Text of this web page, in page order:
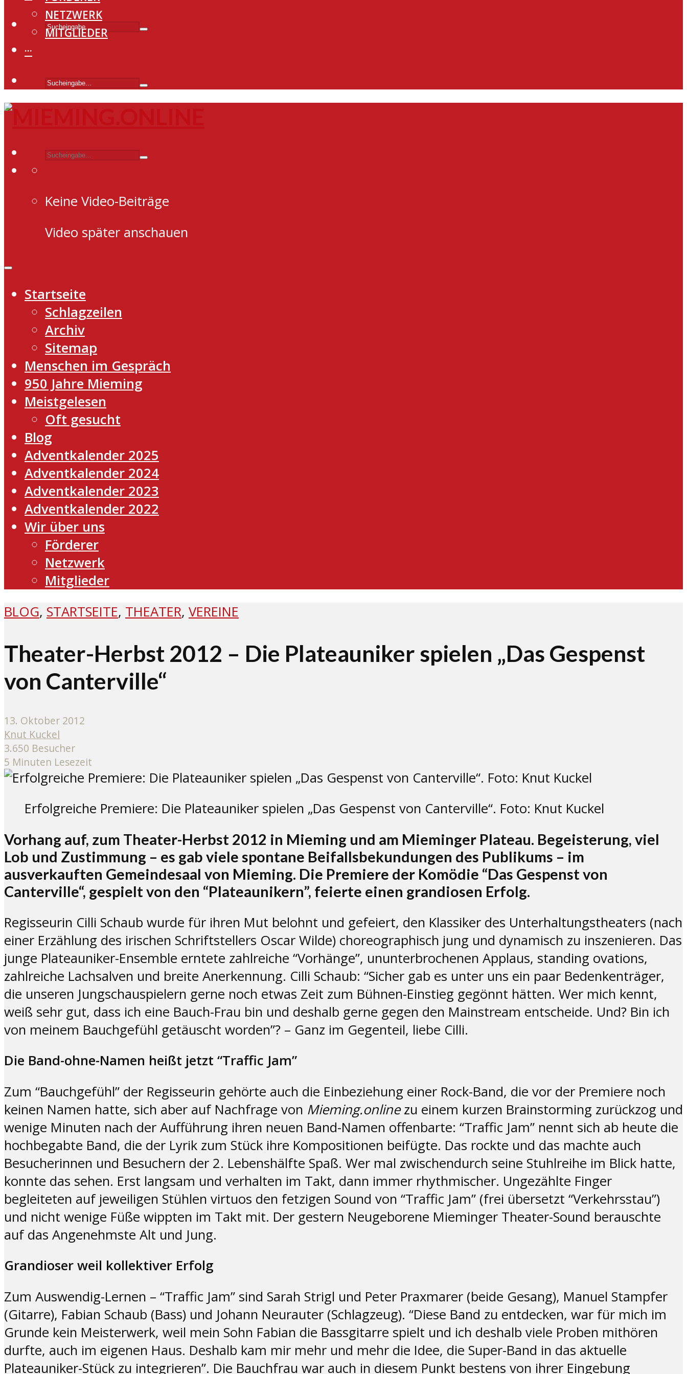
NETZWERK
MITGLIEDER
···
Keine Video-Beiträge
Video später anschauen
Startseite
Schlagzeilen
Archiv
Sitemap
Menschen im Gespräch
950 Jahre Mieming
Meistgelesen
Oft gesucht
Blog
Adventkalender 2025
Adventkalender 2024
Adventkalender 2023
Adventkalender 2022
Wir über uns
Förderer
Netzwerk
Mitglieder
BLOG, STARTSEITE, THEATER, VEREINE
Theater-Herbst 2012 – Die Plateauniker spielen „Das Gespenst
von Canterville“
13. Oktober 2012
Knut Kuckel
3.650 Besucher
5 Minuten Lesezeit
Erfolgreiche Premiere: Die Plateauniker spielen „Das Gespenst von Canterville“. Foto: Knut Kuckel
Vorhang auf, zum Theater-Herbst 2012 in Mieming und am Mieminger Plateau. Begeisterung, viel
Lob und Zustimmung – es gab viele spontane Beifallsbekundungen des Publikums – im
ausverkauften Gemeindesaal von Mieming. Die Premiere der Komödie “Das Gespenst von
Canterville“, gespielt von den “Plateaunikern”, feierte einen grandiosen Erfolg.
Regisseurin Cilli Schaub wurde für ihren Mut belohnt und gefeiert, den Klassiker des Unterhaltungstheaters (nach
einer Erzählung des irischen Schriftstellers Oscar Wilde) choreographisch jung und dynamisch zu inszenieren. Das
junge Plateauniker-Ensemble erntete zahlreiche “Vorhänge”, ununterbrochenen Applaus, standing ovations,
zahlreiche Lachsalven und breite Anerkennung. Cilli Schaub: “Sicher gab es unter uns ein paar Bedenkenträger,
die unseren Jungschauspielern gerne noch etwas Zeit zum Bühnen-Einstieg gegönnt hätten. Wer mich kennt,
weiß sehr gut, dass ich eine Bauch-Frau bin und deshalb gerne gegen den Mainstream entscheide. Und? Bin ich
von meinem Bauchgefühl getäuscht worden”? – Ganz im Gegenteil, liebe Cilli.
Die Band-ohne-Namen heißt jetzt “Traffic Jam”
Zum “Bauchgefühl” der Regisseurin gehörte auch die Einbeziehung einer Rock-Band, die vor der Premiere noch
keinen Namen hatte, sich aber auf Nachfrage von Mieming.onlinezu einem kurzen Brainstorming zurückzog und
wenige Minuten nach der Aufführung ihren neuen Band-Namen offenbarte: “Traffic Jam” nennt sich ab heute die
hochbegabte Band, die der Lyrik zum Stück ihre Kompositionen beifügte. Das rockte und das machte auch
Besucherinnen und Besuchern der 2. Lebenshälfte Spaß. Wer mal zwischendurch seine Stuhlreihe im Blick hatte,
konnte das sehen. Erst langsam und verhalten im Takt, dann immer rhythmischer. Ungezählte Finger
begleiteten auf jeweiligen Stühlen virtuos den fetzigen Sound von “Traffic Jam” (frei übersetzt “Verkehrsstau”)
und nicht wenige Füße wippten im Takt mit. Der gestern Neugeborene Mieminger Theater-Sound berauschte
auf das Angenehmste Alt und Jung.
Grandioser weil kollektiver Erfolg
Zum Auswendig-Lernen – “Traffic Jam” sind Sarah Strigl und Peter Praxmarer (beide Gesang), Manuel Stampfer
(Gitarre), Fabian Schaub (Bass) und Johann Neurauter (Schlagzeug). “Diese Band zu entdecken, war für mich im
Grunde kein Meisterwerk, weil mein Sohn Fabian die Bassgitarre spielt und ich deshalb viele Proben mithören
durfte, auch im eigenen Haus. Deshalb kam mir mehr und mehr die Idee, die Super-Band in das aktuelle
Plateauniker-Stück zu integrieren”. Die Bauchfrau war auch in diesem Punkt bestens von ihrer Eingebung